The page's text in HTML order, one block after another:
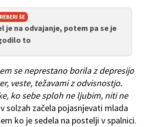
ŠE
je na odvajanje, potem pa se je
to
se neprestano borila z depresijo
veste, težavami z odvisnostjo.
ko sebe sploh ne ljubim, niti ne
solzah začela pojasnjevati mlada
ko je sedela na postelji v spalnici.